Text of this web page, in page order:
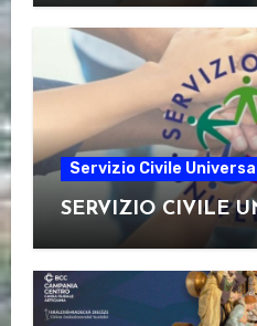
Servizio Civile
SERVIZIO CIVILE